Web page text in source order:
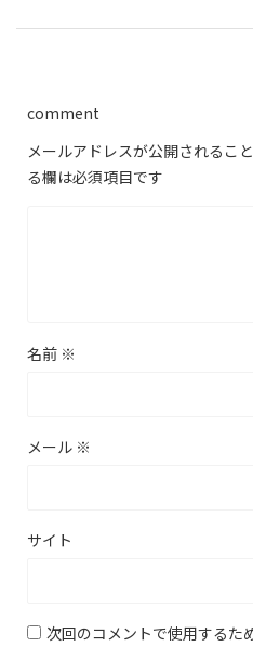
comment
メールアドレスが公開されるこ
る欄は必須項目です
名前 ※
メール ※
サイト
次回のコメントで使用するた